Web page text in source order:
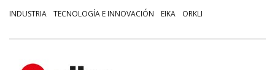
INDUSTRIA TECNOLOGÍA E INNOVACIÓN EIKA ORKLI